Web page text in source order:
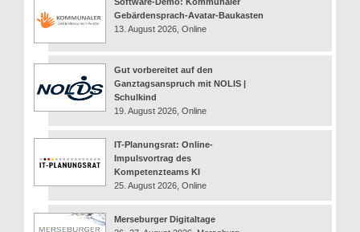
Gebärdensprach-Avatar-Baukasten
13. August 2026, Online
Gut vorbereitet auf den
Ganztagsanspruch mit NOLIS |
Schulkind
19. August 2026, Online
IT-Planungsrat: Online-
Impulsvortrag des
Kompetenzteams KI
25. August 2026, Online
Merseburger Digitaltage